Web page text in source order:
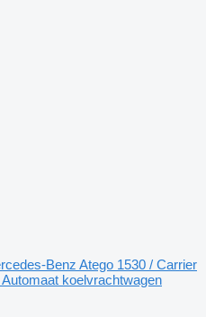
Benz Atego 1530 / Carrier
koelvrachtwagen